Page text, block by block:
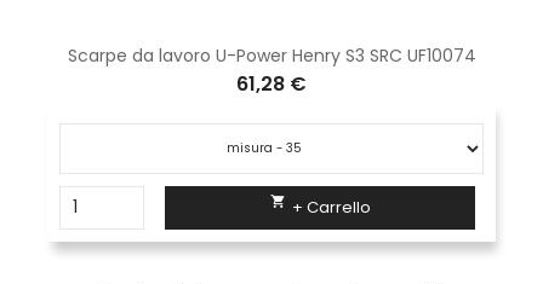
Scarpe da lavoro U-Power Henry S3 SRC UF10074
61,28 €
 + Carrello